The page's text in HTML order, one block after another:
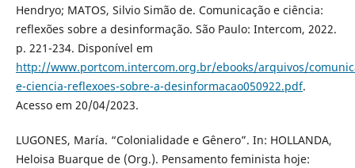
Hendryo; MATOS, Silvio Simão de. Comunicação e ciência:
reflexões sobre a desinformação. São Paulo: Intercom, 2022.
p. 221-234. Disponível em
http://www.portcom.intercom.org.br/ebooks/arquivos/
e-ciencia-reflexoes-sobre-a-desinformacao050922.pdf.
Acesso em 20/04/2023.
LUGONES, María. “Colonialidade e Gênero”. In: HOLLANDA,
Heloisa Buarque de (Org.). Pensamento feminista hoje: